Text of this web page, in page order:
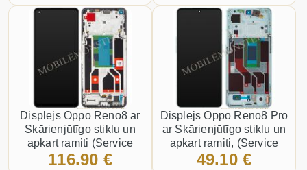
Displejs Oppo Reno8 ar
Skārienjūtīgo stiklu un
apkart ramiti (Service
pack) Melns
116.90 €
Displejs Oppo Reno8 Pro
ar Skārienjūtīgo stiklu un
apkart ramiti, (Service
pack)
49.10 €